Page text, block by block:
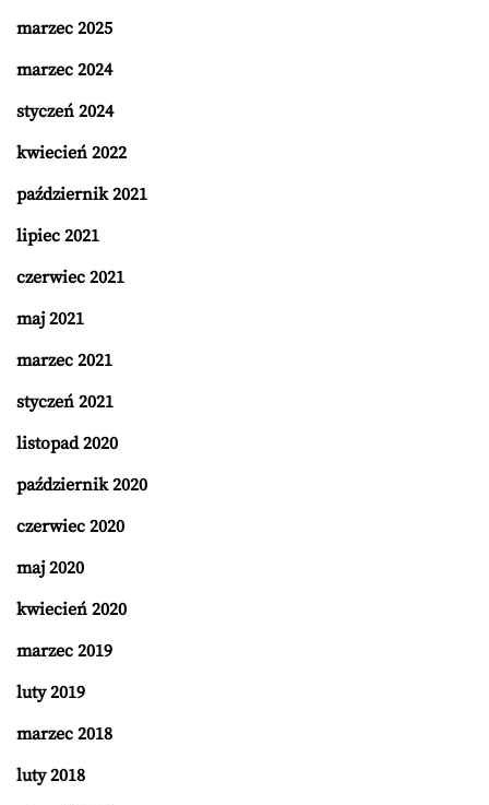
marzec 2025
marzec 2024
styczeń 2024
kwiecień 2022
październik 2021
lipiec 2021
czerwiec 2021
maj 2021
marzec 2021
styczeń 2021
listopad 2020
październik 2020
czerwiec 2020
maj 2020
kwiecień 2020
marzec 2019
luty 2019
marzec 2018
luty 2018